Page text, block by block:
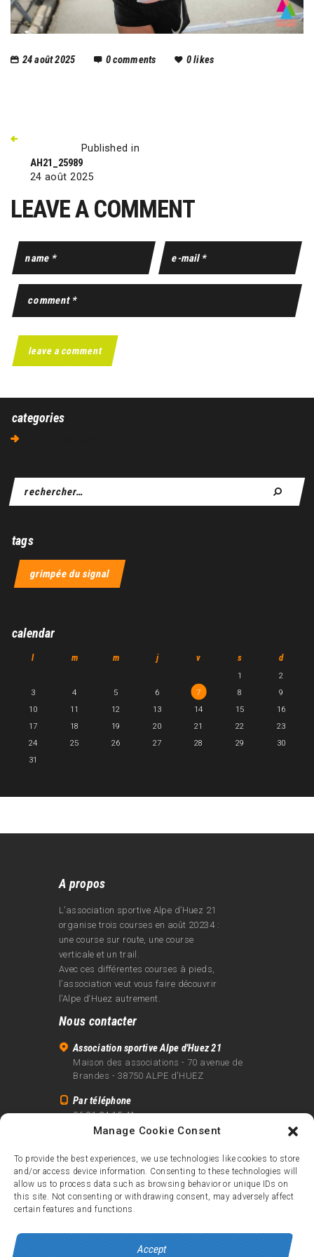
Manage Cookie Consent
To provide the best experiences, we use technologies like cookies to store
and/or access device information. Consenting to these technologies will
allow us to process data such as browsing behavior or unique IDs on
this site. Not consenting or withdrawing consent, may adversely affect
certain features and functions.
Accept
24 août 2025 0comments 0likes
Published in
AH21_25989
24 août 2025
LEAVE A COMMENT
categories
tags
grimpée du signal
calendar
l m m j v s d
1
2
3
4 5 6 7 8
9
10
11 12 13 14 15
16
17
18 19 20 21 22
23
24
25 26 27 28 29
30
31
A propos
L’association sportive Alpe d’Huez 21
organise trois courses en août 20234 :
une course sur route, une course
verticale et un trail.
Avec ces différentes courses à pieds,
l’association veut vous faire découvrir
l’Alpe d‘Huez autrement.
Nous contacter
Association sportive Alpe d'Huez 21
Maison des associations - 70 avenue de
Brandes - 38750 ALPE d'HUEZ
Par téléphone
06 81 24 15 41
info@alpe21.fr
Mentions légales
Contact
crédits